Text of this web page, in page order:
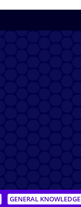
GENERAL KNOWLEDGE